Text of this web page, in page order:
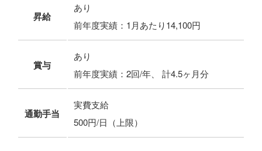
昇給
あり
前年度実績：1月あたり14,100円
賞与
あり
前年度実績：2回/年、 計4.5ヶ月分
通勤手当
実費支給
500円/日（上限）